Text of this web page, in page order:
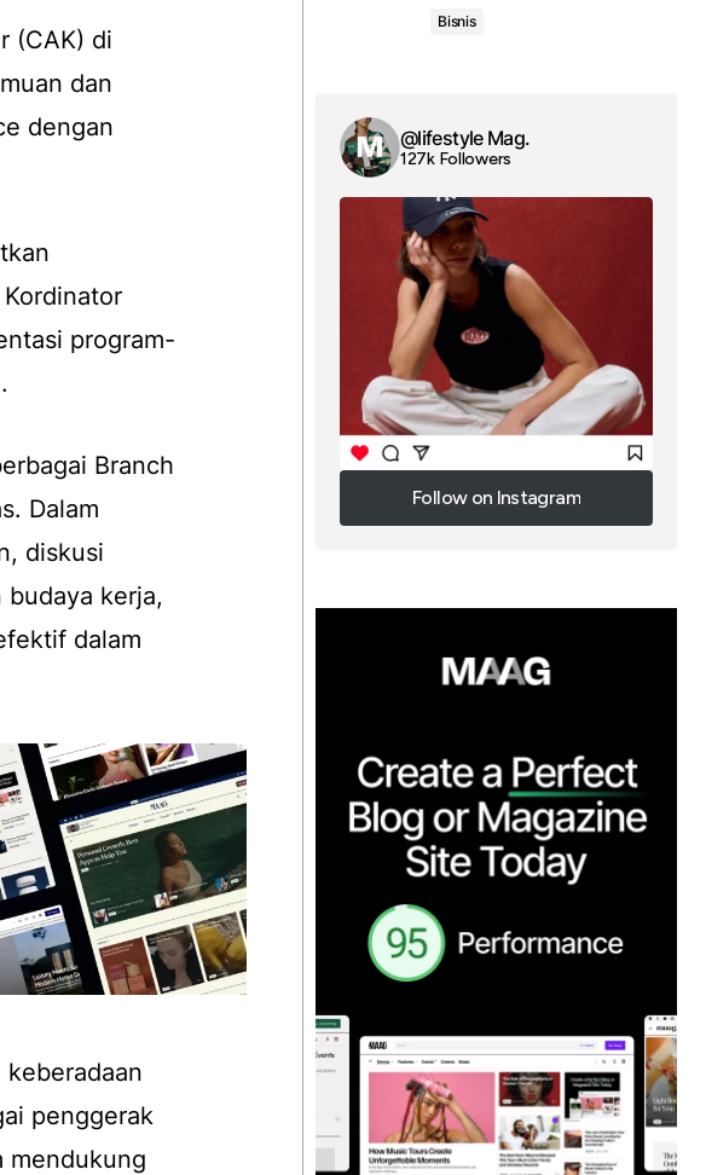
(CAK) di
dan
dengan
program-
Branch
Dalam
diskusi
kerja,
dalam
keberadaan
penggerak
mendukung
Bisnis
@lifestyle Mag.
127k Followers
Follow on Instagram
Follow on Instagram